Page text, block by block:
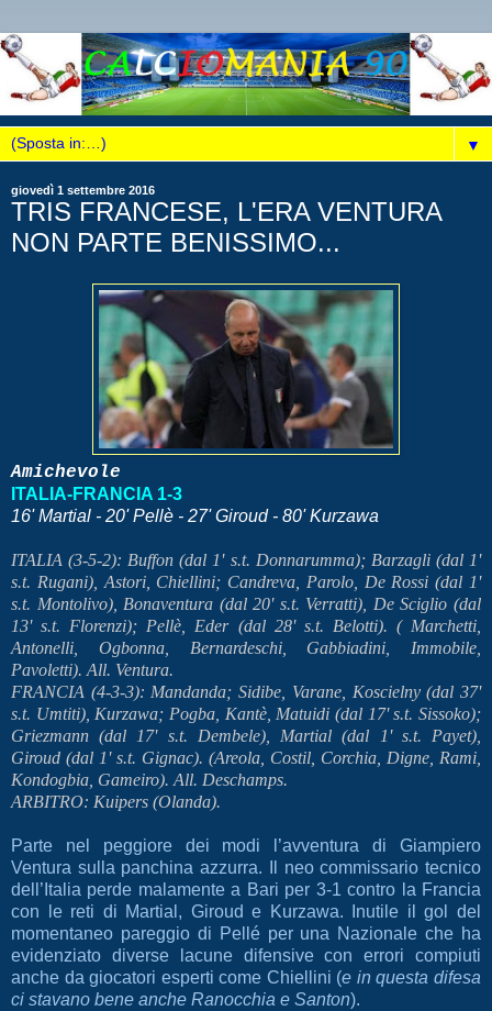
▼
giovedì 1 settembre 2016
TRIS FRANCESE, L'ERA VENTURA
NON PARTE BENISSIMO...
Amichevole
ITALIA-FRANCIA 1-3
16' Martial - 20' Pellè - 27' Giroud - 80' Kurzawa
ITALIA (3-5-2): Buffon (dal 1' s.t. Donnarumma); Barzagli (dal 1'
s.t. Rugani), Astori, Chiellini; Candreva, Parolo, De Rossi (dal 1'
s.t. Montolivo), Bonaventura (dal 20' s.t. Verratti), De Sciglio (dal
13' s.t. Florenzi); Pellè, Eder (dal 28' s.t. Belotti). ( Marchetti,
Antonelli, Ogbonna, Bernardeschi, Gabbiadini, Immobile,
Pavoletti). All. Ventura.
FRANCIA (4-3-3): Mandanda; Sidibe, Varane, Koscielny (dal 37'
s.t. Umtiti), Kurzawa; Pogba, Kantè, Matuidi (dal 17' s.t. Sissoko);
Griezmann (dal 17' s.t. Dembele), Martial (dal 1' s.t. Payet),
Giroud (dal 1' s.t. Gignac). (Areola, Costil, Corchia, Digne, Rami,
Kondogbia, Gameiro). All. Deschamps.
ARBITRO: Kuipers (Olanda).
Parte nel peggiore dei modi l’avventura di Giampiero
Ventura sulla panchina azzurra. Il neo commissario tecnico
dell’Italia perde malamente a Bari per 3-1 contro la Francia
con le reti di Martial, Giroud e Kurzawa. Inutile il gol del
momentaneo pareggio di Pellé per una Nazionale che ha
evidenziato diverse lacune difensive con errori compiuti
anche da giocatori esperti come Chiellini (e in questa difesa
ci stavano bene anche Ranocchia e Santon).